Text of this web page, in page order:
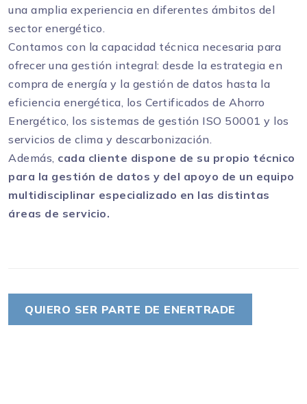
una amplia experiencia en diferentes ámbitos del
sector energético.
Contamos con la capacidad técnica necesaria para
ofrecer una gestión integral: desde la estrategia en
compra de energía y la gestión de datos hasta la
eficiencia energética, los Certificados de Ahorro
Energético, los sistemas de gestión ISO 50001 y los
servicios de clima y descarbonización.
Además, cada cliente dispone de su propio técnico
para la gestión de datos y del apoyo de un equipo
multidisciplinar especializado en las distintas
áreas de servicio.
QUIERO SER PARTE DE ENERTRADE